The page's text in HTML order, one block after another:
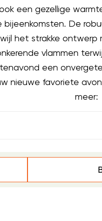
een gezellige
bijeenkomsten. De
het strakke ontwerp
vlammen
een
nieuwe favoriete
meer: